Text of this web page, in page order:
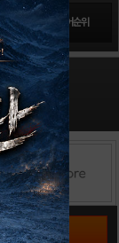
앱스토어순위